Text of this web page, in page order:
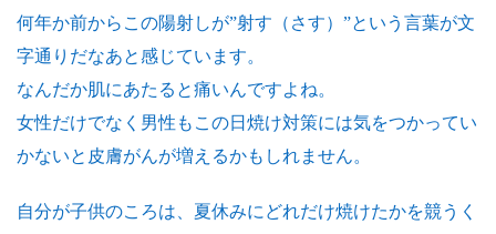
何年か前からこの陽射しが”射す（さす）”という言葉が文
字通りだなあと感じています。
なんだか肌にあたると痛いんですよね。
女性だけでなく男性もこの日焼け対策には気をつかってい
かないと皮膚がんが増えるかもしれません。
自分が子供のころは、夏休みにどれだけ焼けたかを競うく